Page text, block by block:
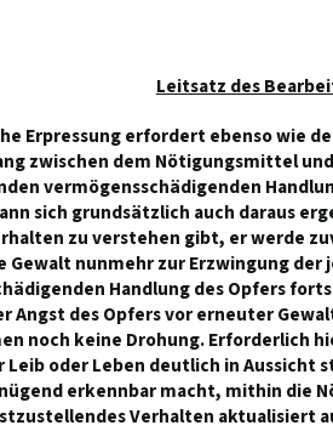
Leitsatz des
Erpressung erfordert ebenso wie
zwischen dem Nötigungsmittel
vermögensschädigenden
sich grundsätzlich auch daraus
zu verstehen gibt, er werde
Gewalt nunmehr zur Erzwingung
Handlung des Opfers
Angst des Opfers vor erneuter
noch keine Drohung. Erforderlich
Leib oder Leben deutlich in Aussicht
erkennbar macht, mithin die
Verhalten aktualisiert